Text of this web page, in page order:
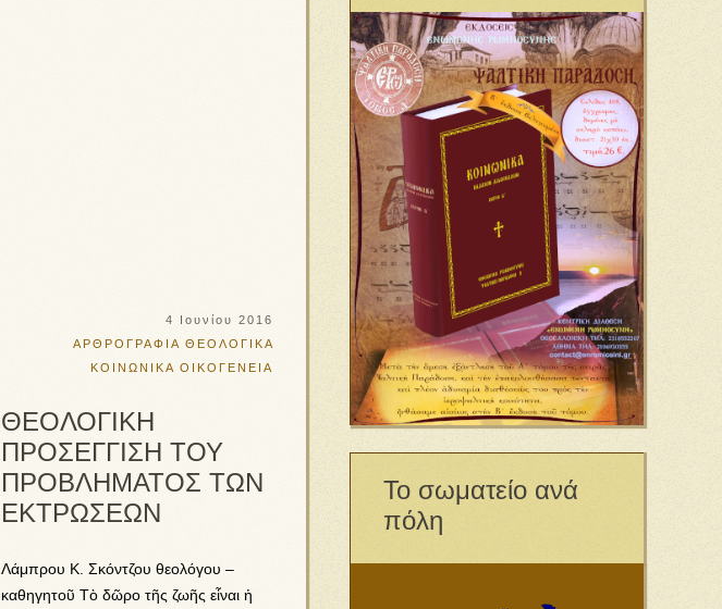
4 Ιουνίου 2016
ΑΡΘΡΟΓΡΑΦΙΑ ΘΕΟΛΟΓΙΚΑ
ΚΟΙΝΩΝΙΚΑ ΟΙΚΟΓΕΝΕΙΑ
ΘΕΟΛΟΓΙΚΗ
ΠΡΟΣΕΓΓΙΣΗ ΤΟΥ
ΠΡΟΒΛΗΜΑΤΟΣ ΤΩΝ
ΕΚΤΡΩΣΕΩΝ
Λάμπρου Κ. Σκόντζου θεολόγου –
καθηγητοῦ Τὸ δῶρο τῆς ζωῆς εἶναι ἡ
Το σωματείο ανά
πόλη